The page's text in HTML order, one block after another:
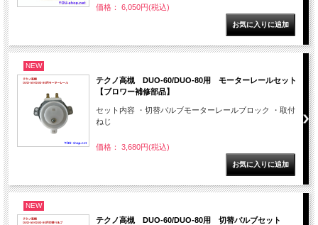
価格： 6,050円(税込)
NEW
テクノ高槻 DUO-60/DUO-80用 モーターレールセット
【ブロワー補修部品】
セット内容 ・切替バルブモーターレールブロック ・取付
ねじ
価格： 3,680円(税込)
NEW
テクノ高槻 DUO-60/DUO-80用 切替バルブセット